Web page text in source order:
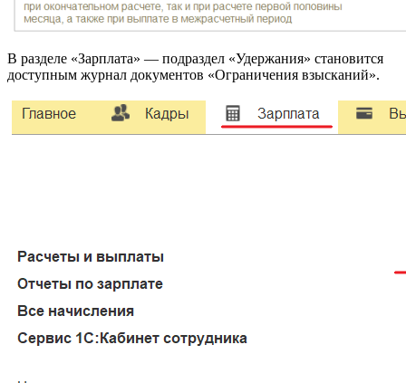
В разделе «Зарплата» — подраздел «Удержания» становится
доступным журнал документов «Ограничения взысканий».